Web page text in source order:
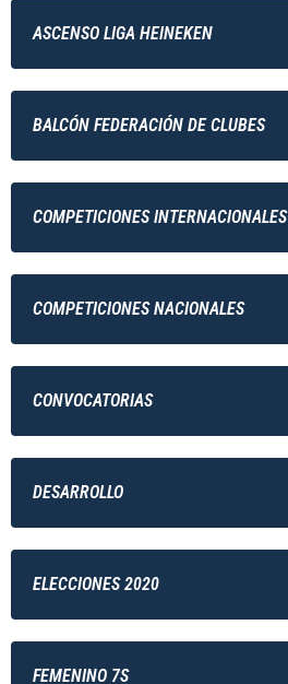
ASCENSO LIGA HEINEKEN
BALCÓN FEDERACIÓN DE CLUBES
COMPETICIONES INTERNACIONALES
COMPETICIONES NACIONALES
CONVOCATORIAS
DESARROLLO
ELECCIONES 2020
FEMENINO 7S